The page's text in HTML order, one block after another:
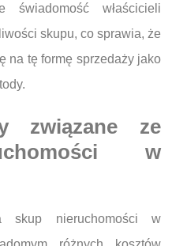
świadomość właścicieli
skupu, co sprawia, że
na tę formę sprzedaży jako
związane ze
w
skup nieruchomości w